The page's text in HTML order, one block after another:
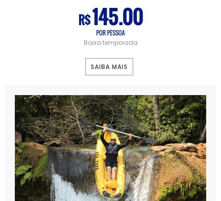
R$145.00
POR PESSOA
Baixa temporada
SAIBA MAIS